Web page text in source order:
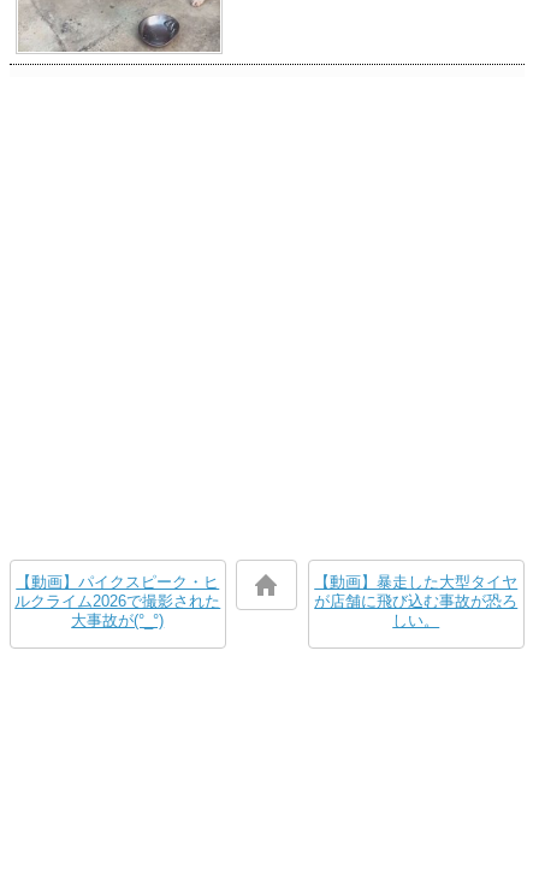
【動画】パイクスピーク・ヒ
ルクライム2026で撮影された
大事故が(°_°)
【動画】暴走した大型タイヤ
が店舗に飛び込む事故が恐ろ
しい。